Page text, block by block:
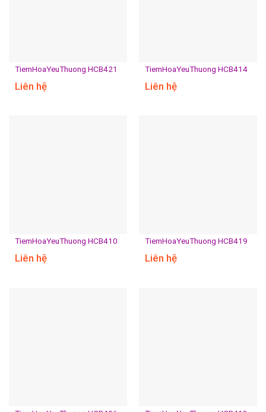
TiemHoaYeuThuong HCB421
Liên hệ
TiemHoaYeuThuong HCB414
Liên hệ
TiemHoaYeuThuong HCB410
Liên hệ
TiemHoaYeuThuong HCB419
Liên hệ